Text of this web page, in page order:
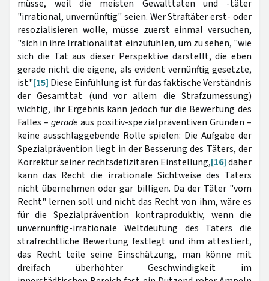
müsse, weil die meisten Gewalttaten und -täter
"irrational, unvernünftig" seien. Wer Straftäter erst- oder
resozialisieren wolle, müsse zuerst einmal versuchen,
"sich in ihre Irrationalität einzufühlen, um zu sehen, "wie
sich die Tat aus dieser Perspektive darstellt, die eben
gerade nicht die eigene, als evident vernünftig gesetzte,
ist."[15] Diese Einfühlung ist für das faktische Verständnis
der Gesamttat (und vor allem die Strafzumessung)
wichtig, ihr Ergebnis kann jedoch für die Bewertung des
Falles – gerade aus positiv-spezialpräventiven Gründen –
keine ausschlaggebende Rolle spielen: Die Aufgabe der
Spezialprävention liegt in der Besserung des Täters, der
Korrektur seiner rechtsdefizitären Einstellung,[16]daher
kann das Recht die irrationale Sichtweise des Täters
nicht übernehmen oder gar billigen. Da der Täter "vom
Recht" lernen soll und nicht das Recht von ihm, wäre es
für die Spezialprävention kontraproduktiv, wenn die
unvernünftig-irrationale Weltdeutung des Täters die
strafrechtliche Bewertung festlegt und ihm attestiert,
das Recht teile seine Einschätzung, man könne mit
dreifach überhöhter Geschwindigkeit im